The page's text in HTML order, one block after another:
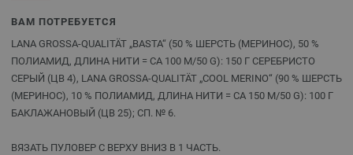
ВАМ ПОТРЕБУЕТСЯ
LANA GROSSA-QUALITÄT „BASTA“ (50 % ШЕРСТЬ (МЕРИНОС), 50 %
ПОЛИАМИД, ДЛИНА НИТИ = CA 100 M/50 G): 150 Г СЕРЕБРИСТО
СЕРЫЙ (ЦВ 4), LANA GROSSA-QUALITÄT „COOL MERINO“ (90 % ШЕРСТЬ
(МЕРИНОС), 10 % ПОЛИАМИД, ДЛИНА НИТИ = CA 150 M/50 G): 100 Г
БАКЛАЖАНОВЫЙ (ЦВ 25); СП. № 6.
ВЯЗАТЬ ПУЛОВЕР С ВЕРХУ ВНИЗ В 1 ЧАСТЬ.